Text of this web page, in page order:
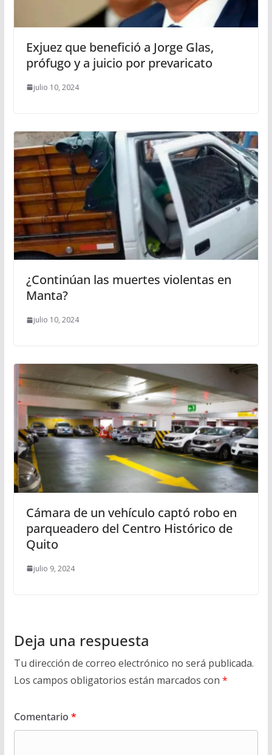
Exjuez que benefició a Jorge Glas,
prófugo y a juicio por prevaricato
julio 10, 2024
¿Continúan las muertes violentas en
Manta?
julio 10, 2024
Cámara de un vehículo captó robo en
parqueadero del Centro Histórico de
Quito
julio 9, 2024
Deja una respuesta
Tu dirección de correo electrónico no será publicada.
Los campos obligatorios están marcados con *
Comentario *